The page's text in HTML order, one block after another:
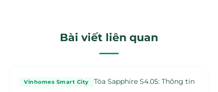
Bài viết liên quan
Vinhomes Smart City
Tòa Sapphire S4.05: Thông tin